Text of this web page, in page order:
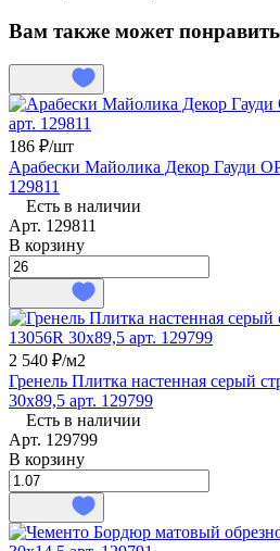
Вам также может
186 ₽/шт
Арабески Майолика Декор Гауди
129811
Есть в наличии
Арт. 129811
В корзину
2 540 ₽/м2
Гренель Плитка настенная серый
30х89,5 арт. 129799
Есть в наличии
Арт. 129799
В корзину